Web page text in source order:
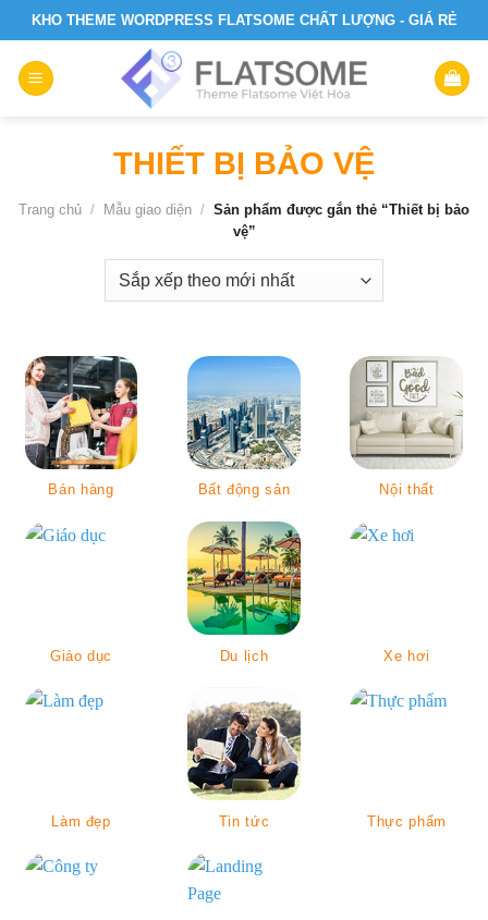
Skip
to
content
KHO THEME WORDPRESS FLATSOME CHẤT LƯỢNG - GIÁ RẺ
THIẾT BỊ BẢO VỆ
Trang chủ / Mẫu giao diện / Sản phẩm được gắn thẻ “Thiết bị bảo
vệ”
Bán hàng Bất động sản Nội thất
Giáo dục Du lịch Xe hơi
Làm đẹp Tin tức Thực phẩm